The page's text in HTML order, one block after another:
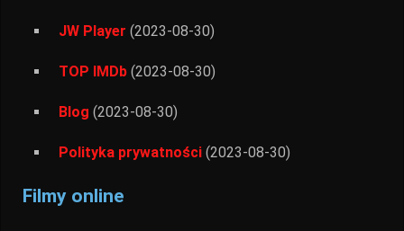
JW Player (2023-08-30)
TOP IMDb (2023-08-30)
Blog (2023-08-30)
Polityka prywatności (2023-08-30)
Filmy online